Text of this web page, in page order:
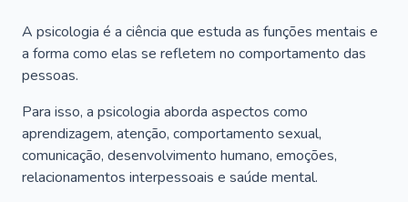
A psicologia é a ciência que estuda as funções mentais e
a forma como elas se refletem no comportamento das
pessoas.
Para isso, a psicologia aborda aspectos como
aprendizagem, atenção, comportamento sexual,
comunicação, desenvolvimento humano, emoções,
relacionamentos interpessoais e saúde mental.